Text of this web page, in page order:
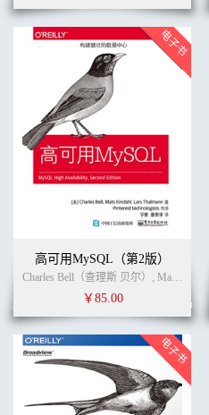
高可用MySQL（第2版）
Charles Bell（查理斯 贝尔）, Mats Kindahl（迈茨 肯德尔）, Lars Thalmann（拉尔斯 塞尔曼） (作者)
￥85.00